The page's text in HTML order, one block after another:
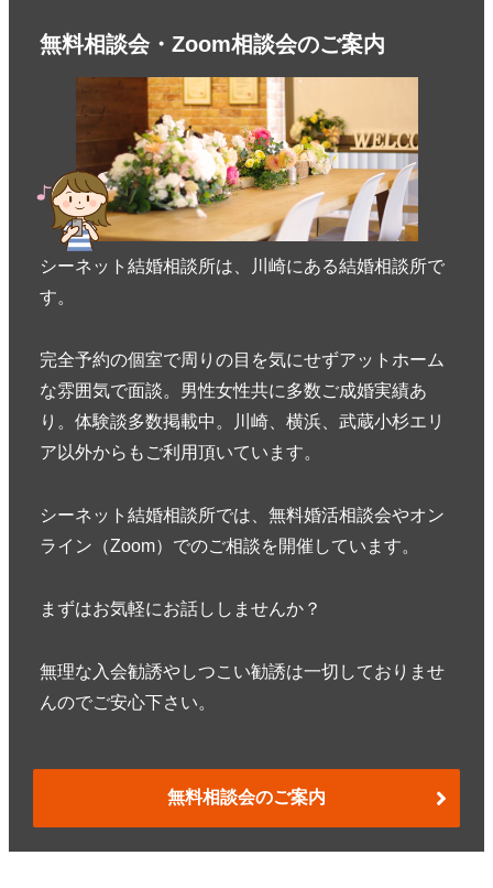
無料相談会・Zoom相談会のご案内
シーネット結婚相談所は、川崎にある結婚相談所で
す。
完全予約の個室で周りの目を気にせずアットホーム
な雰囲気で面談。男性女性共に多数ご成婚実績あ
り。体験談多数掲載中。川崎、横浜、武蔵小杉エリ
ア以外からもご利用頂いています。
シーネット結婚相談所では、無料婚活相談会やオン
ライン（Zoom）でのご相談を開催しています。
まずはお気軽にお話ししませんか？
無理な入会勧誘やしつこい勧誘は一切しておりませ
んのでご安心下さい。
無料相談会のご案内